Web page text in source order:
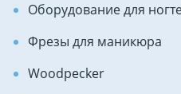
Оборудование для
Фрезы для маникюра
Woodpecker